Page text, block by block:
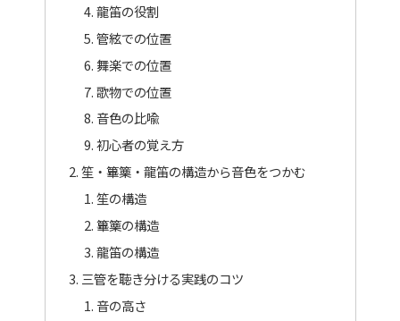
龍笛の役割
管絃での位置
舞楽での位置
歌物での位置
音色の比喩
初心者の覚え方
笙・篳篥・龍笛の構造から音色をつかむ
笙の構造
篳篥の構造
龍笛の構造
三管を聴き分ける実践のコツ
音の高さ